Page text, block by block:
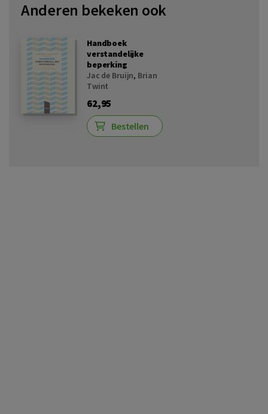
Anderen bekeken ook
Handboek
verstandelijke
beperking
Jac de Bruijn, Brian
Twint
62,95
Bestellen